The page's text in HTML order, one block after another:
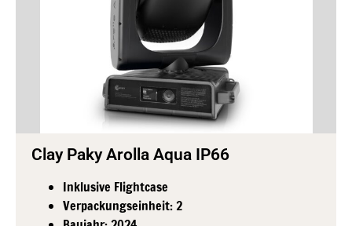
Clay Paky Arolla Aqua IP66
Inklusive Flightcase
Verpackungseinheit: 2